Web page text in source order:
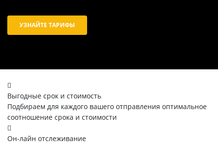
УЗНАЙТЕ ТАРИФЫ
Выгодные срок и стоимость
Подбираем для каждого вашего отправления оптимальное
соотношение срока и стоимости
Он-лайн отслеживание